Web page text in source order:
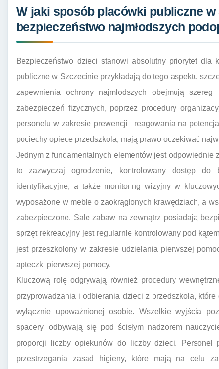
W jaki sposób placówki publiczne w
bezpieczeństwo najmłodszych
Bezpieczeństwo dzieci stanowi absolutny priorytet dla
publiczne w Szczecinie przykładają do tego aspektu
zapewnienia ochrony najmłodszych obejmują
zabezpieczeń fizycznych, poprzez procedury
personelu w zakresie prewencji i reagowania na
pociechy opiece przedszkola, mają prawo oczekiwać
Jednym z fundamentalnych elementów jest odpowiednie
to zazwyczaj ogrodzenie, kontrolowany dostęp do
identyfikacyjne, a także monitoring wizyjny w
wyposażone w meble o zaokrąglonych krawędziach, a
zabezpieczone. Sale zabaw na zewnątrz posiadają
sprzęt rekreacyjny jest regularnie kontrolowany pod
jest przeszkolony w zakresie udzielania pierwszej
apteczki pierwszej pomocy.
Kluczową rolę odgrywają również procedury
przyprowadzania i odbierania dzieci z przedszkola,
wyłącznie upoważnionej osobie. Wszelkie wyjścia
spacery, odbywają się pod ścisłym nadzorem
proporcji liczby opiekunów do liczby dzieci. Personel
przestrzegania zasad higieny, które mają na celu